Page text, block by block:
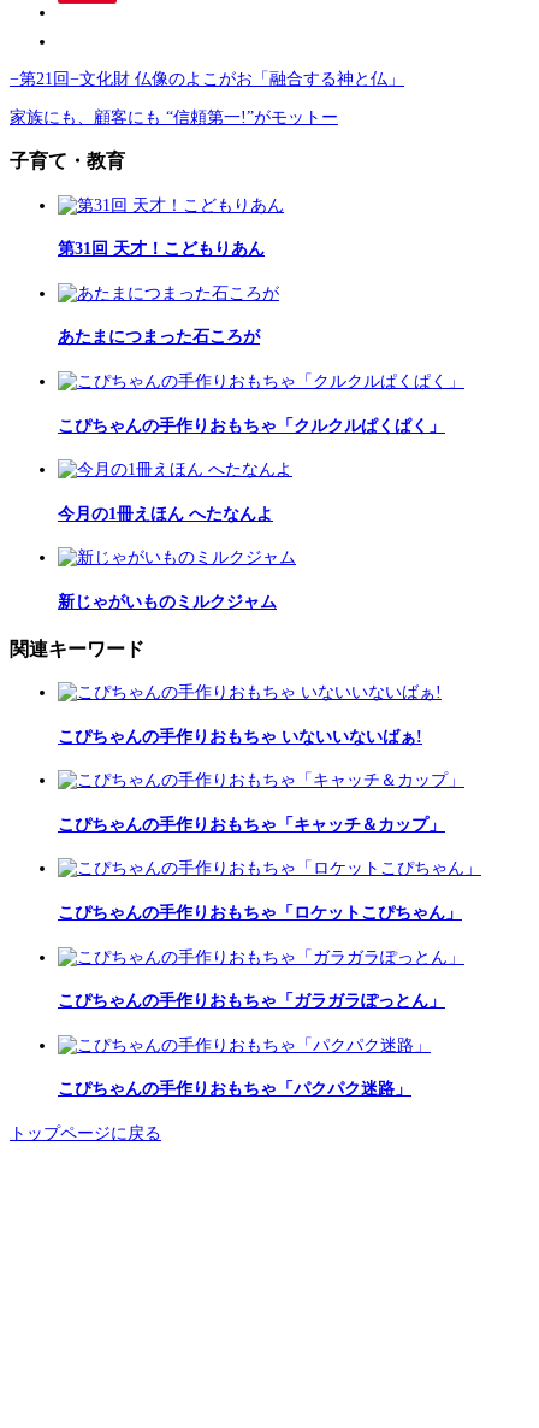
−第21回−文化財 仏像のよこがお「融合する神と仏」
家族にも、顧客にも “信頼第一!”がモットー
子育て・教育
第31回 天才！こどもりあん
あたまにつまった石ころが
こぴちゃんの手作りおもちゃ「クルクルぱくぱく」
今月の1冊えほん へたなんよ
新じゃがいものミルクジャム
関連キーワード
こぴちゃんの手作りおもちゃ いないいないばぁ!
こぴちゃんの手作りおもちゃ「キャッチ＆カップ」
こぴちゃんの手作りおもちゃ「ロケットこぴちゃん」
こぴちゃんの手作りおもちゃ「ガラガラぽっとん」
こぴちゃんの手作りおもちゃ「パクパク迷路」
トップページに戻る